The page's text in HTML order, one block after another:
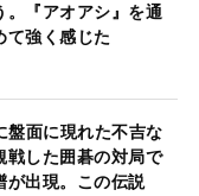
。『アオアシ』を通
て強く感じた
盤面に現れた不吉な
した囲碁の対局で
が出現。この伝説